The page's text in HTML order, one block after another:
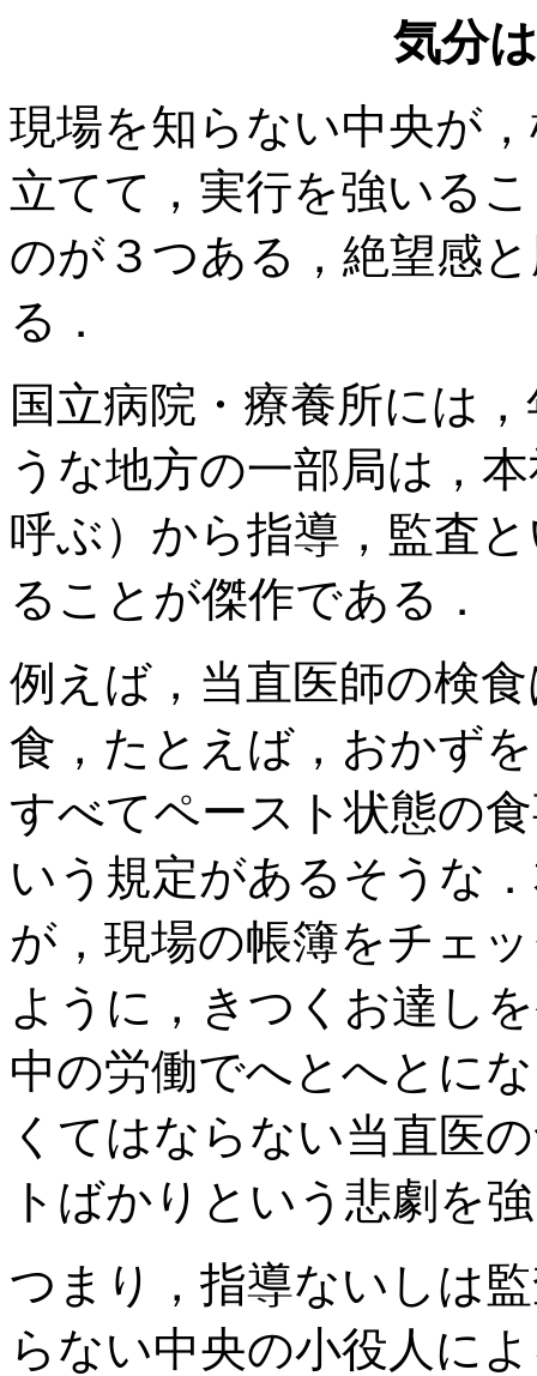
気分
現場を知らない中央が
立てて，実行を強いる
のが３つある，絶望感
る．
国立病院・療養所には
うな地方の一部局は，
呼ぶ）から指導，監査
ることが傑作である．
例えば，当直医師の検
食，たとえば，おかず
すべてペースト状態の
いう規定があるそうな
が，現場の帳簿をチェ
ように，きつくお達し
中の労働でへとへとに
くてはならない当直医
トばかりという悲劇を
つまり，指導ないしは
らない中央の小役人に